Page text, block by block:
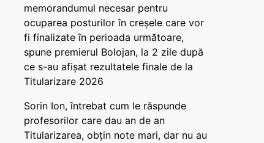
memorandumul necesar pentru
ocuparea posturilor în creșele care vor
fi finalizate în perioada următoare,
spune premierul Bolojan, la 2 zile după
ce s-au afișat rezultatele finale de la
Titularizare 2026
Sorin Ion, întrebat cum le răspunde
profesorilor care dau an de an
Titularizarea, obțin note mari, dar nu au